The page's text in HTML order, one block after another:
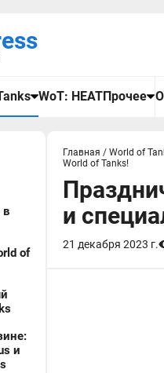
WoT: HEATПрочее
в
of
и
Главная / World of
World of Tanks!
и
21 декабря 2023 г.